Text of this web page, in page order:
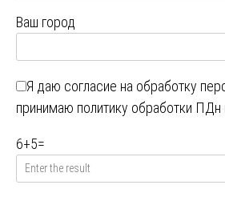
Ваш город
Я даю согласие на обработку
принимаю политику обработки
6+5=